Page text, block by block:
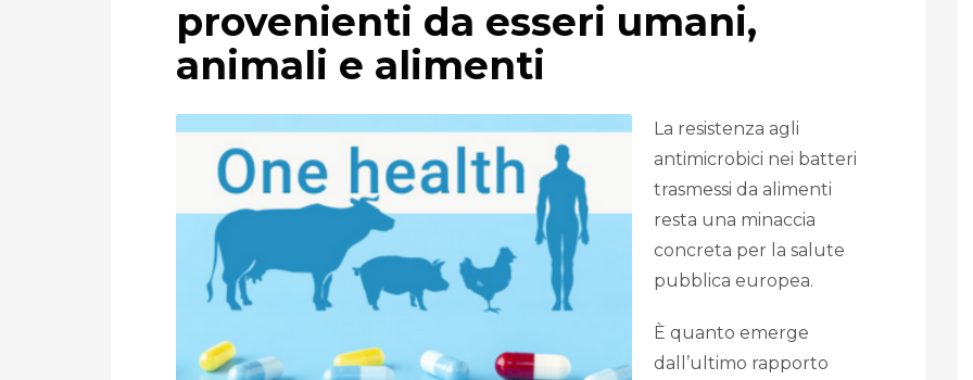
provenienti da esseri umani,
animali e alimenti
La resistenza agli
antimicrobici nei batteri
trasmessi da alimenti
resta una minaccia
concreta per la salute
pubblica europea.
È quanto emerge
dall’ultimo rapporto